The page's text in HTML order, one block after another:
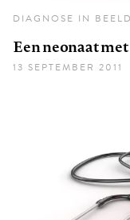
DIAGNOSE IN BEELD
Een neonaat
13 SEPTEMBER 2011